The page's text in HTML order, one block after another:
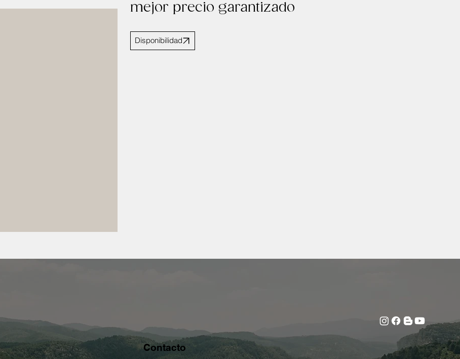
mejor precio garantizado
Disponibilidad
Contacto